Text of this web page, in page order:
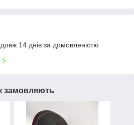
14 днів за домовленістю
замовляють